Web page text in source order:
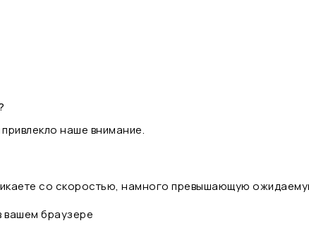
наше внимание.
со скоростью, намного превышающую
браузере